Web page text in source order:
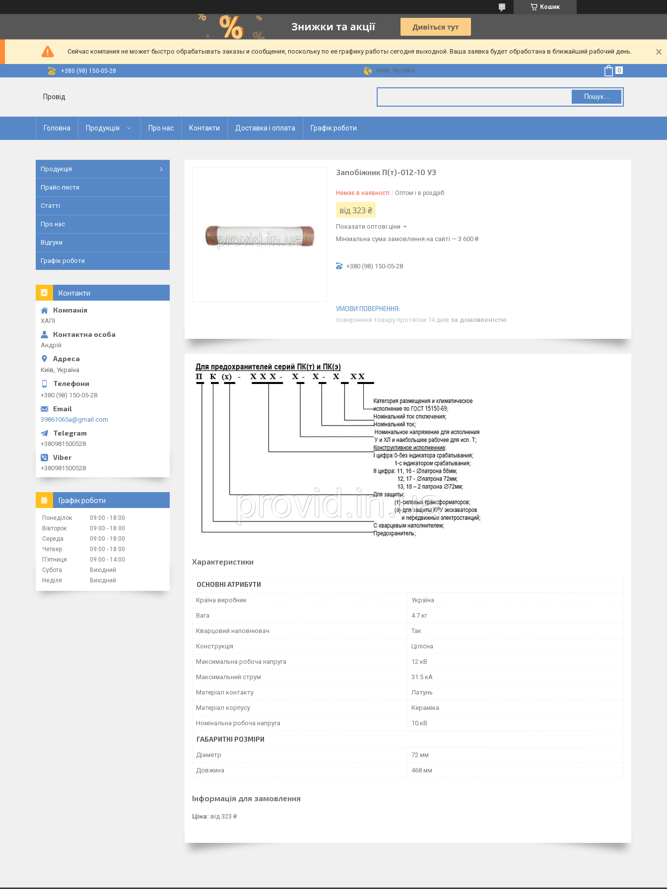
Кошик
Сейчас компания не может быстро обрабатывать заказы и сообщения, поскольку по ее графику работы сегодня выходной. Ваша заявка будет обработана в ближайший рабочий день.
+380 (98) 150-05-28 Київ, Україна
Провід Пошук...
Головна Продукція Про нас Контакти Доставка і оплата Графік роботи
Запобіжник П(т)-012-10 У3
Немає в наявності Оптом і в роздріб
від323 ₴
Показати оптові ціни
Мінімальна сума замовлення на сайті — 3 600 ₴
+380 (98) 150-05-28
повернення товару протягом 14 днів за домовленістю
Характеристики
ОСНОВНІ АТРИБУТИ
Країна виробник Україна
Вага 4.7 кг
Кварцовий наповнювач Так
Конструкція Цілісна
Максимальна робоча напруга 12 кВ
Максимальний струм 31.5 кА
Матеріал контакту Латунь
Матеріал корпусу Кераміка
Номінальна робоча напруга 10 кВ
ГАБАРИТНІ РОЗМІРИ
Діаметр 72 мм
Довжина 468 мм
Інформація для замовлення
Ціна: від 323 ₴
Продукція
Прайс-листи
Статті
Про нас
Відгуки
Графік роботи
Контакти
ХАПІ
Андрій
Київ, Україна
+380 (98) 150-05-28
39861065a@gmail.com
+380981500528
+380981500528
Графік роботи
Понеділок 09:00
18:00
Вівторок
09:00
18:00
Середа
09:00
18:00
Четвер
09:00
18:00
Пʼятниця
09:00
14:00
Субота
Вихідний
Неділя
Вихідний